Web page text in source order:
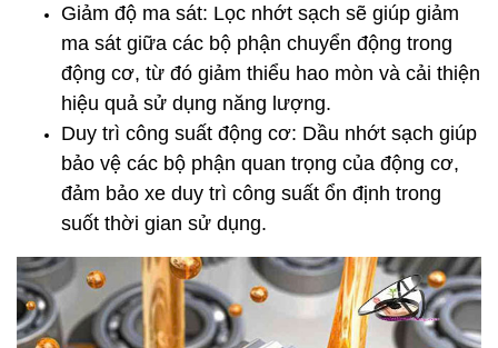
Giảm độ ma sát: Lọc nhớt sạch sẽ giúp giảm
ma sát giữa các bộ phận chuyển động trong
động cơ, từ đó giảm thiểu hao mòn và cải thiện
hiệu quả sử dụng năng lượng.
Duy trì công suất động cơ: Dầu nhớt sạch giúp
bảo vệ các bộ phận quan trọng của động cơ,
đảm bảo xe duy trì công suất ổn định trong
suốt thời gian sử dụng.